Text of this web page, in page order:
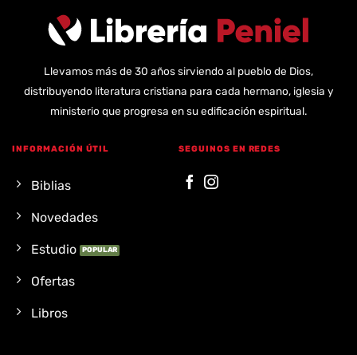
Llevamos más de 30 años sirviendo al pueblo de Dios,
distribuyendo literatura cristiana para cada hermano, iglesia y
ministerio que progresa en su edificación espiritual.
INFORMACIÓN ÚTIL
Biblias
Novedades
Estudio
Ofertas
Libros
SEGUINOS EN REDES